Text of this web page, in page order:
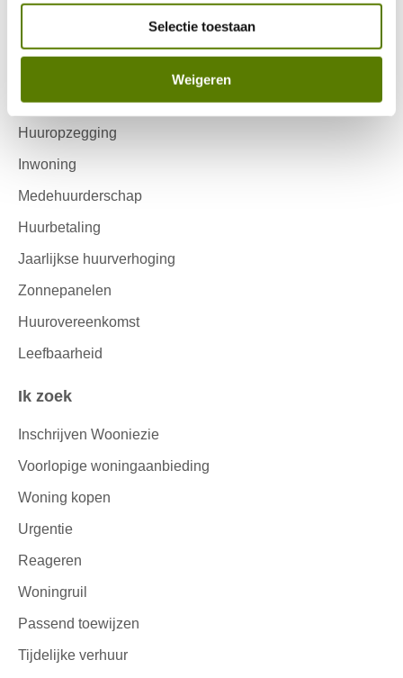
Selectie toestaan
Weigeren
Contactinformatie
Onderhouds ABC
Huuropzegging
Inwoning
Medehuurderschap
Huurbetaling
Jaarlijkse huurverhoging
Zonnepanelen
Huurovereenkomst
Leefbaarheid
Ik zoek
Inschrijven Wooniezie
Voorlopige woningaanbieding
Woning kopen
Urgentie
Reageren
Woningruil
Passend toewijzen
Tijdelijke verhuur